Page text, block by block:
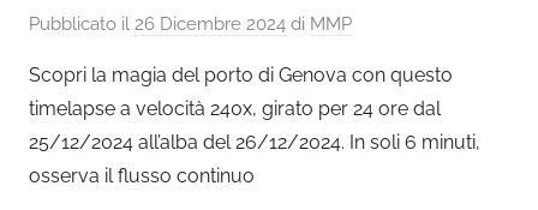
Pubblicato il 26 Dicembre 2024 di MMP
Scopri la magia del porto di Genova con questo
timelapse a velocità 240x, girato per 24 ore dal
25/12/2024 all’alba del 26/12/2024. In soli 6 minuti,
osserva il flusso continuo